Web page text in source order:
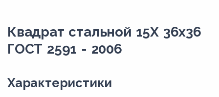
Квадрат стальной 15Х 36x36
ГОСТ 2591 - 2006
Xарактеристики